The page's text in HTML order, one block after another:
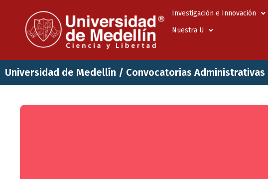
Investigación e Innovación
Nuestra U
Universidad de Medellín / Convocatorias Administrativas